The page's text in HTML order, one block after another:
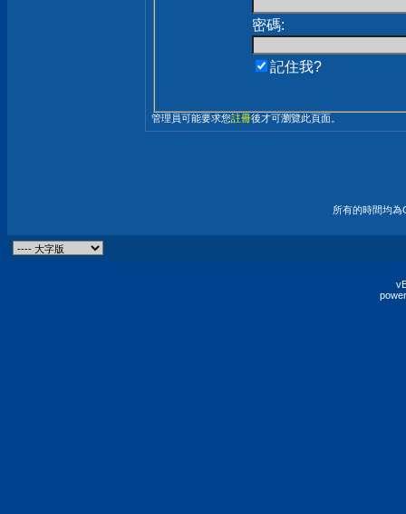
密碼:
記住我?
管理員可能要求您註冊後才可瀏覽此頁面。
所有的時間均為